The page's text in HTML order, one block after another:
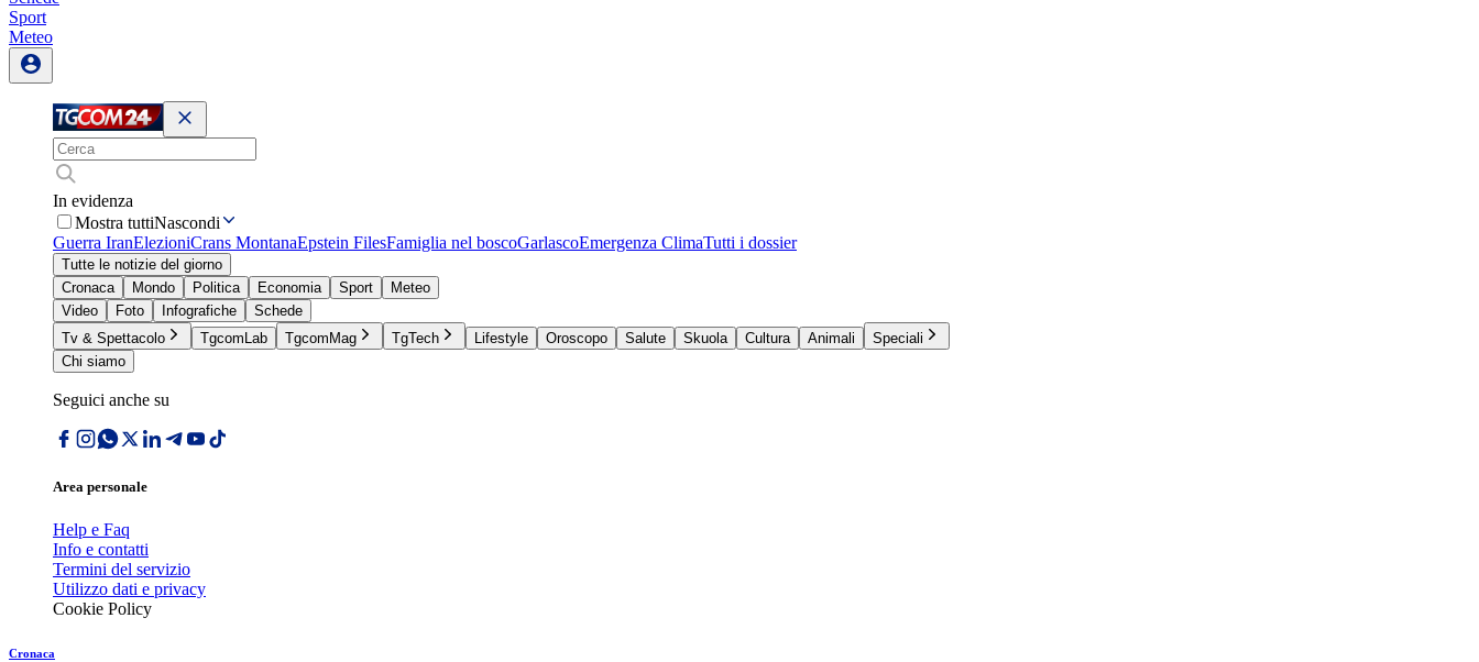
Sport
Meteo
In evidenza
Mostra tuttiNascondi
Guerra IranElezioniCrans MontanaEpstein FilesFamiglia nel boscoGarlascoEmergenza ClimaTutti i dossier
Tutte le notizie del giorno
Cronaca
Mondo Politica Economia Sport
Meteo
Video
Foto Infografiche
Schede
Tv & Spettacolo
TgcomLab TgcomMag TgTech Lifestyle Oroscopo Salute Skuola Cultura Animali
Speciali
Chi siamo
Seguici anche su
Area personale
Help e Faq
Info e contatti
Termini del servizio
Utilizzo dati e privacy
Cookie Policy
Cronaca